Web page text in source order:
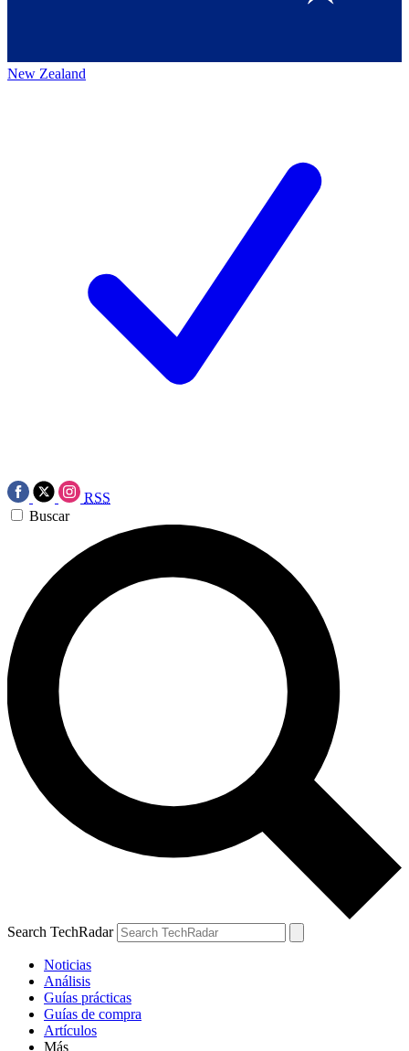
New Zealand
RSS
Buscar
Search TechRadar
Noticias
Análisis
Guías prácticas
Guías de compra
Artículos
Más